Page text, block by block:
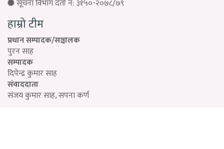
सूचना विभाग दर्ता नं: ३१५०-२०७८/७९
हाम्रो टीम
प्रधान सम्पादक/सञ्चालक
पुरन साह
सम्पादक
दिपेन्द्र कुमार साह
संवाददाता
संजय कुमार साह, सपना कर्ण